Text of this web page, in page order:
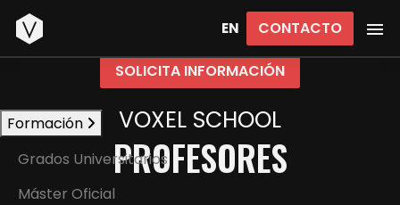
EN CONTACTO
Inicio
SOLICITA INFORMACIÓN
Formación
Grados Universitarios
Máster Oficial
VOXEL SCHOOL
PROFESORES